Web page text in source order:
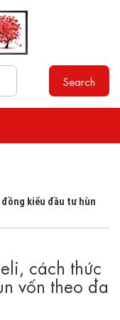
Search
kiểu đầu tư hùn
cách thức
vốn theo đa